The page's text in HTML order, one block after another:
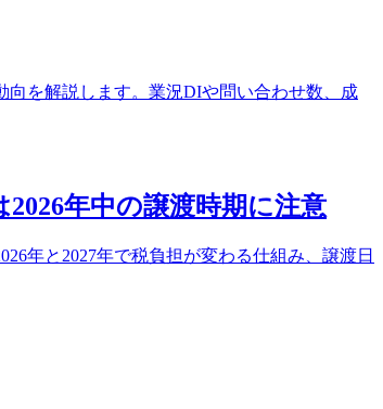
向を解説します。業況DIや問い合わせ数、成
年中の譲渡時期に注意
年と2027年で税負担が変わる仕組み、譲渡日